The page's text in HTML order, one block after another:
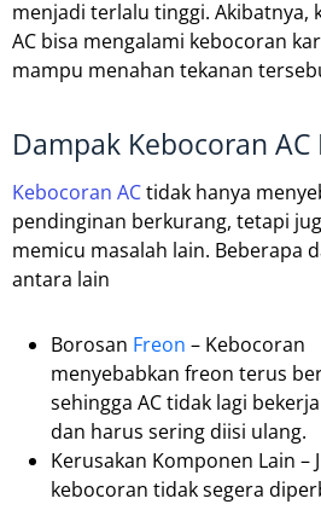
menjadi terlalu tinggi. Akibatnya,
AC bisa mengalami kebocoran
mampu menahan tekanan
Dampak Kebocoran
Kebocoran ACtidak hanya
pendinginan berkurang, tetapi
memicu masalah lain. Beberapa
antara lain
Borosan Freon – Kebocoran
menyebabkan freon terus
sehingga AC tidak lagi
dan harus sering diisi ulang.
Kerusakan Komponen Lain –
kebocoran tidak segera